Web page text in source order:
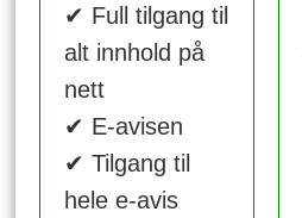
✔ Full tilgang til
alt innhold på
nett
✔ E-avisen
✔ Tilgang til
hele e-avis